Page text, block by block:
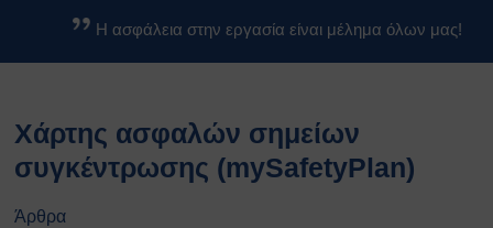
Βασικοί Κανόνες Ασφαλείας
«Δ»
Κανονισμός Χημικών
Εργαστηρίων
Η ασφάλεια στην εργασία είναι μέλημα όλων μας!
Xάρτης ασφαλών σημείων
συγκέντρωσης (mySafetyPlan)
Άρθρα